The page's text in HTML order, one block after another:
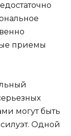
приемы
могут быть
Одной